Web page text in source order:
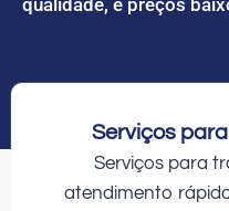
Serviços
Serviços para
atendimento